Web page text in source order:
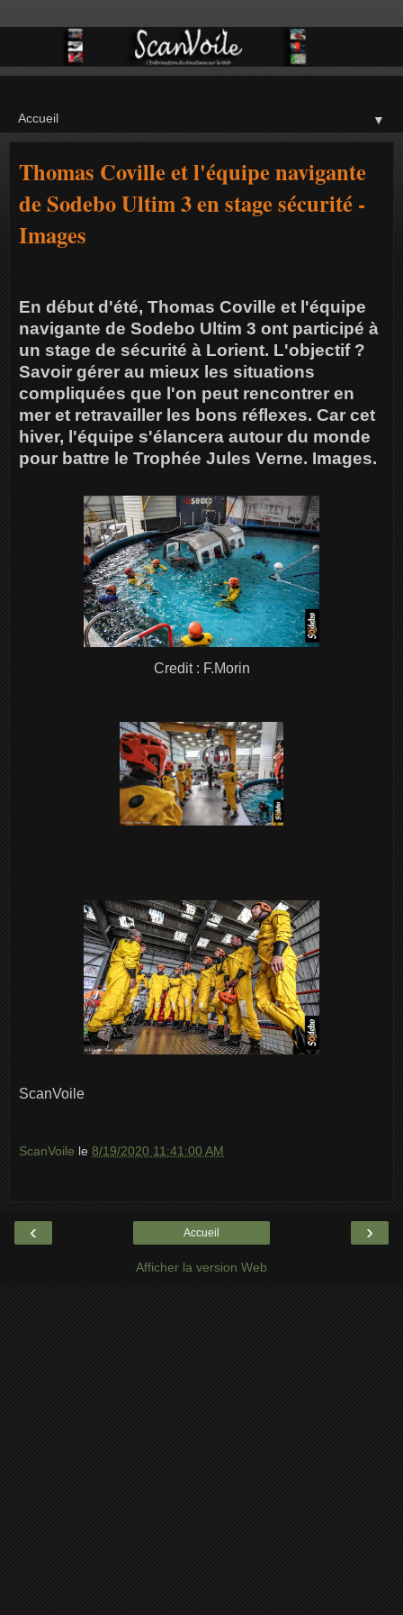
▼
Thomas Coville et l'équipe navigante
de Sodebo Ultim 3 en stage sécurité -
Images
En début d'été, Thomas Coville et l'équipe
navigante de Sodebo Ultim 3 ont participé à
un stage de sécurité à Lorient. L'objectif ?
Savoir gérer au mieux les situations
compliquées que l'on peut rencontrer en
mer et retravailler les bons réflexes. Car cet
hiver, l'équipe s'élancera autour du monde
pour battre le Trophée Jules Verne. Images.
Credit : F.Morin
ScanVoile
ScanVoile le 8/19/2020 11:41:00 AM
‹ ›
Accueil
Afficher la version Web